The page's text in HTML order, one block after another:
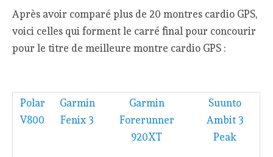
Après avoir comparé plus de 20 montres cardio GPS,
voici celles qui forment le carré final pour concourir
pour le titre de meilleure montre cardio GPS :
Polar
V800
Garmin
Fenix 3
Garmin
Forerunner
920XT
Suunto
Ambit 3
Peak